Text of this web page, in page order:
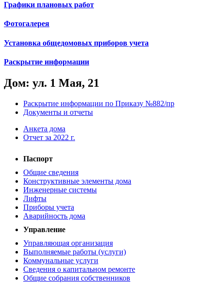
Графики плановых работ
Фотогалерея
Установка общедомовых приборов учета
Раскрытие информации
Дом: ул. 1 Мая, 21
Раскрытие информации по Приказу №882/пр
Документы и отчеты
Анкета дома
Отчет за 2022 г.
Паспорт
Общие сведения
Конструктивные элементы дома
Инженерные системы
Лифты
Приборы учета
Аварийность дома
Управление
Управляющая организация
Выполняемые работы (услуги)
Коммунальные услуги
Сведения о капитальном ремонте
Общие собрания собственников